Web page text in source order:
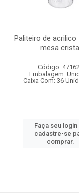
Paliteiro de acrilico
mesa
Código:
Embalagem:
Caixa Com: 36
Faça seu login
cadastre-se
comprar.